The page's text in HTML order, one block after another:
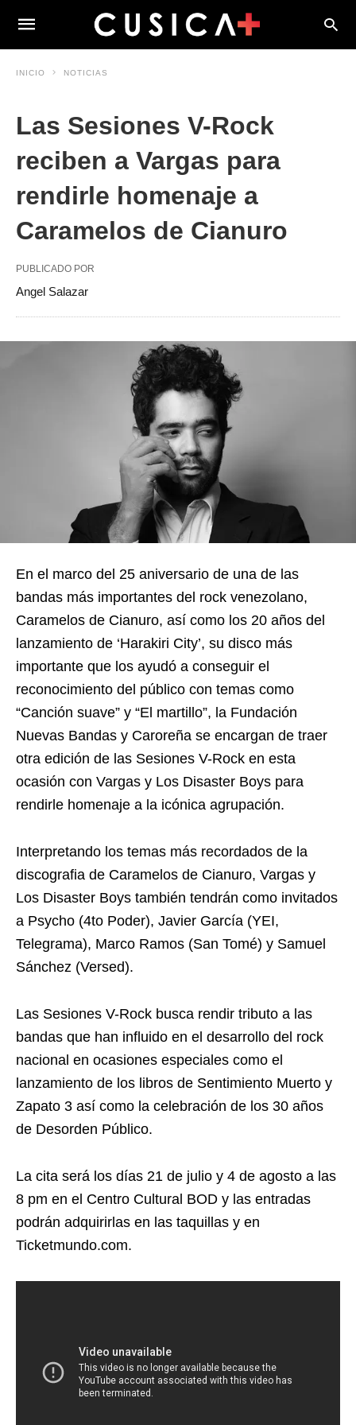
INICIO NOTICIAS
Las Sesiones V-Rock
reciben a Vargas para
rendirle homenaje a
Caramelos de Cianuro
PUBLICADO POR
Angel Salazar
En el marco del 25 aniversario de una de las
bandas más importantes del rock venezolano,
Caramelos de Cianuro, así como los 20 años del
lanzamiento de ‘Harakiri City’, su disco más
importante que los ayudó a conseguir el
reconocimiento del público con temas como
“Canción suave” y “El martillo”, la Fundación
Nuevas Bandas y Caroreña se encargan de traer
otra edición de las Sesiones V-Rock en esta
ocasión con Vargas y Los Disaster Boys para
rendirle homenaje a la icónica agrupación.
Interpretando los temas más recordados de la
discografia de Caramelos de Cianuro, Vargas y
Los Disaster Boys también tendrán como invitados
a Psycho (4to Poder), Javier García (YEI,
Telegrama), Marco Ramos (San Tomé) y Samuel
Sánchez (Versed).
Las Sesiones V-Rock busca rendir tributo a las
bandas que han influido en el desarrollo del rock
nacional en ocasiones especiales como el
lanzamiento de los libros de Sentimiento Muerto y
Zapato 3 así como la celebración de los 30 años
de Desorden Público.
La cita será los días 21 de julio y 4 de agosto a las
8 pm en el Centro Cultural BOD y las entradas
podrán adquirirlas en las taquillas y en
Ticketmundo.com.